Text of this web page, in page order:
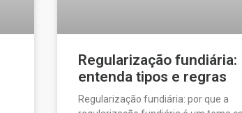
Regularização fundiária:
entenda tipos e regras
Regularização fundiária: por que a